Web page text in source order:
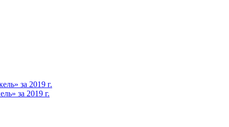
за 2019 г.
за 2019 г.